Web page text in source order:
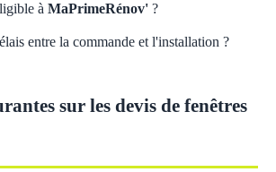
à MaPrimeRénov' ?
entre la commande et l'installation ?
sur les devis de fenêtres